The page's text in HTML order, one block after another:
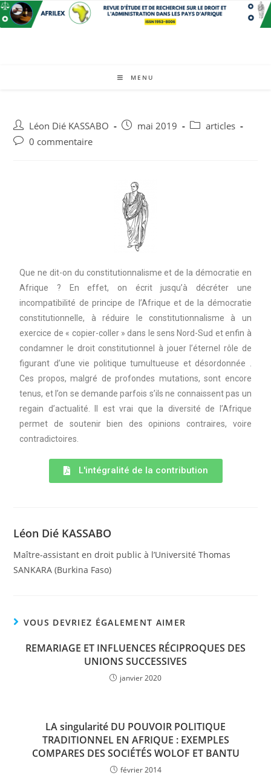
MENU
Léon Dié KASSABO mai 2019
articles
0 commentaire
Que ne dit-on du constitutionnalisme et de la démocratie en
Afrique ? En effet, on écrit jusqu’à décréter une
incompatibilité de principe de l’Afrique et de la démocratie
constitutionnelle, à réduire le constitutionnalisme à un
exercice de « copier-coller » dans le sens Nord-Sud et enfin à
condamner le droit constitutionnel à jouer l’éternel rôle de
figurant d’une vie politique tumultueuse et désordonnée .
Ces propos, malgré de profondes mutations, sont encore
tenus, et l’on se demande parfois s’ils ne connaissent pas un
regain d’actualité. Il est vrai que la diversité de l’Afrique
permet de soutenir bien des opinions contraires, voire
contradictoires.
L'intégralité de la contribution
Léon Dié KASSABO
Maître-assistant en droit public à l’Université Thomas
SANKARA (Burkina Faso)
VOUS DEVRIEZ ÉGALEMENT AIMER
REMARIAGE ET INFLUENCES RÉCIPROQUES DES
UNIONS SUCCESSIVES
janvier 2020
LA singularité DU POUVOIR POLITIQUE
TRADITIONNEL EN AFRIQUE : EXEMPLES
COMPARES DES SOCIÉTÉS WOLOF ET BANTU
février 2014